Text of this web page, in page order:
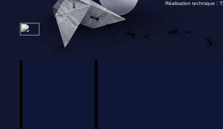
Réalisation technique :